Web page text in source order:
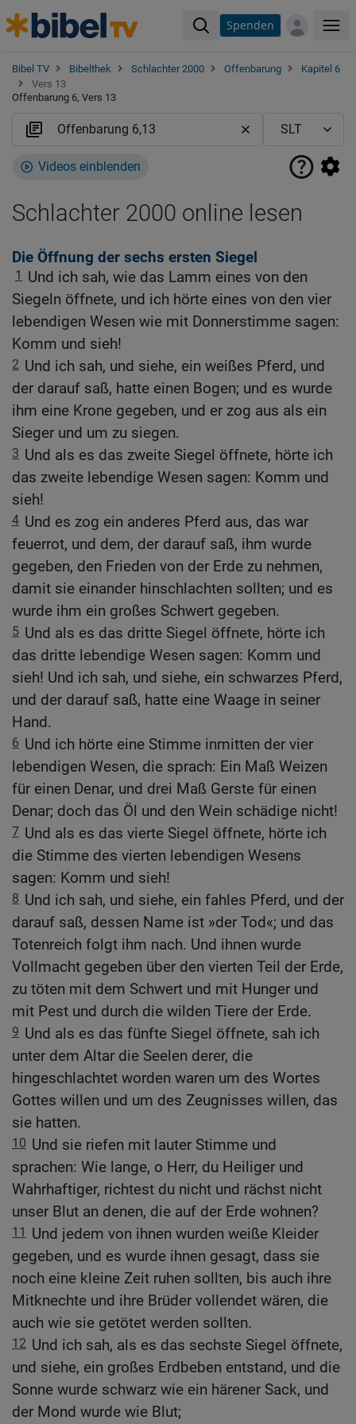
Spenden
Bibel TV Bibelthek Schlachter 2000 Offenbarung
Kapitel 6
Vers 13
Offenbarung 6, Vers 13
Videos einblenden
Schlachter 2000 online lesen
Die Öffnung der sechs ersten Siegel
1
Und ich sah, wie das Lamm eines von den
Siegeln öffnete, und ich hörte eines von den vier
lebendigen Wesen wie mit Donnerstimme sagen:
Komm und sieh!
2 Und ich sah, und siehe, ein weißes Pferd, und
der darauf saß, hatte einen Bogen; und es wurde
ihm eine Krone gegeben, und er zog aus als ein
Sieger und um zu siegen.
3 Und als es das zweite Siegel öffnete, hörte ich
das zweite lebendige Wesen sagen: Komm und
sieh!
4 Und es zog ein anderes Pferd aus, das war
feuerrot, und dem, der darauf saß, ihm wurde
gegeben, den Frieden von der Erde zu nehmen,
damit sie einander hinschlachten sollten; und es
wurde ihm ein großes Schwert gegeben.
5 Und als es das dritte Siegel öffnete, hörte ich
das dritte lebendige Wesen sagen: Komm und
sieh! Und ich sah, und siehe, ein schwarzes Pferd,
und der darauf saß, hatte eine Waage in seiner
Hand.
6 Und ich hörte eine Stimme inmitten der vier
lebendigen Wesen, die sprach: Ein Maß Weizen
für einen Denar, und drei Maß Gerste für einen
Denar; doch das Öl und den Wein schädige nicht!
7 Und als es das vierte Siegel öffnete, hörte ich
die Stimme des vierten lebendigen Wesens
sagen: Komm und sieh!
8 Und ich sah, und siehe, ein fahles Pferd, und der
darauf saß, dessen Name ist »der Tod«; und das
Totenreich folgt ihm nach. Und ihnen wurde
Vollmacht gegeben über den vierten Teil der Erde,
zu töten mit dem Schwert und mit Hunger und
mit Pest und durch die wilden Tiere der Erde.
9 Und als es das fünfte Siegel öffnete, sah ich
unter dem Altar die Seelen derer, die
hingeschlachtet worden waren um des Wortes
Gottes willen und um des Zeugnisses willen, das
sie hatten.
10 Und sie riefen mit lauter Stimme und
sprachen: Wie lange, o Herr, du Heiliger und
Wahrhaftiger, richtest du nicht und rächst nicht
unser Blut an denen, die auf der Erde wohnen?
11
Und jedem von ihnen wurden weiße Kleider
gegeben, und es wurde ihnen gesagt, dass sie
noch eine kleine Zeit ruhen sollten, bis auch ihre
Mitknechte und ihre Brüder vollendet wären, die
auch wie sie getötet werden sollten.
12 Und ich sah, als es das sechste Siegel öffnete,
und siehe, ein großes Erdbeben entstand, und die
Sonne wurde schwarz wie ein härener Sack, und
der Mond wurde wie Blut;